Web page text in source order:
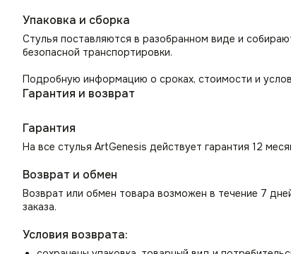
Упаковка и сборка
Стулья поставляются в разобранном виде и
безопасной транспортировки.
Подробную информацию о сроках, стоимости и
Гарантия и возврат
Гарантия
На все стулья ArtGenesis действует гарантия 12
Возврат и обмен
Возврат или обмен товара возможен в течение 7
заказа.
Условия возврата: